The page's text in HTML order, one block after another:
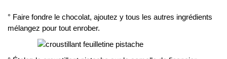
° Faire fondre le chocolat, ajoutez y tous les autres ingrédients
mélangez pour tout enrober.